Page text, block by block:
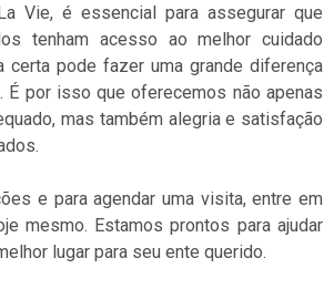
Vie, é essencial para assegurar que
tenham acesso ao melhor cuidado
certa pode fazer uma grande diferença
É por isso que oferecemos não apenas
mas também alegria e satisfação
e para agendar uma visita, entre em
mesmo. Estamos prontos para ajudar
lugar para seu ente querido.